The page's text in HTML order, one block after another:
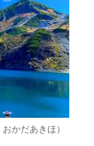
おかだあきほ ）